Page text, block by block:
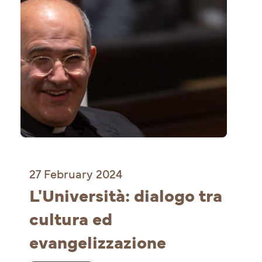
27 February 2024
L'Università: dialogo tra
cultura ed
evangelizzazione